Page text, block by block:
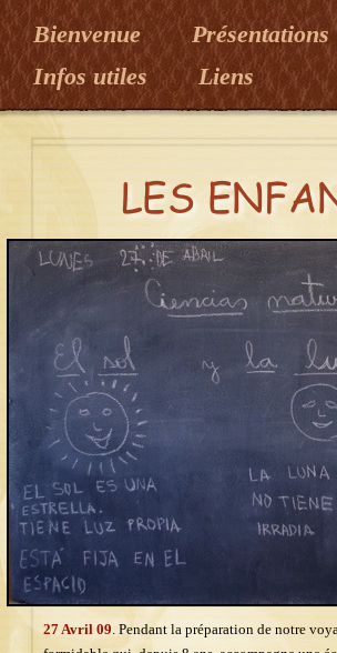
Bienvenue Présentations
Infos utiles
Liens
27 Avril 09. Pendant la préparation de notre